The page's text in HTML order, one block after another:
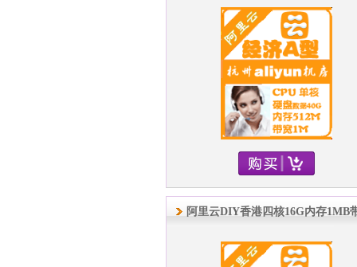
阿里云DIY香港四核16G内存1MB